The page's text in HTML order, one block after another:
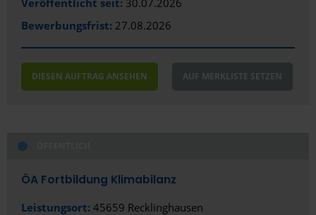
Bewerbungsfrist: 27.08.2026
DIESEN AUFTRAG ANSEHEN AUF MERKLISTE SETZEN
ÖA Fortbildung Klimabilanz
Leistungsort: 45659 Recklinghausen